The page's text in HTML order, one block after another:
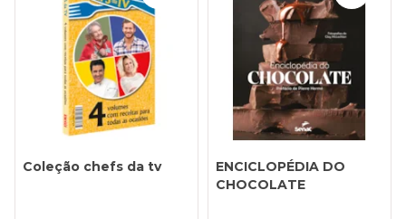
Coleção chefs da tv
ENCICLOPÉDIA DO
CHOCOLATE